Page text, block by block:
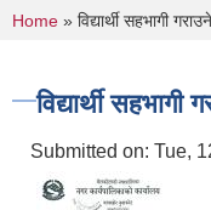
You are
Home » विद्यार्थी सहभागी
विद्यार्थी सहभागी
Submitted on: Tue,